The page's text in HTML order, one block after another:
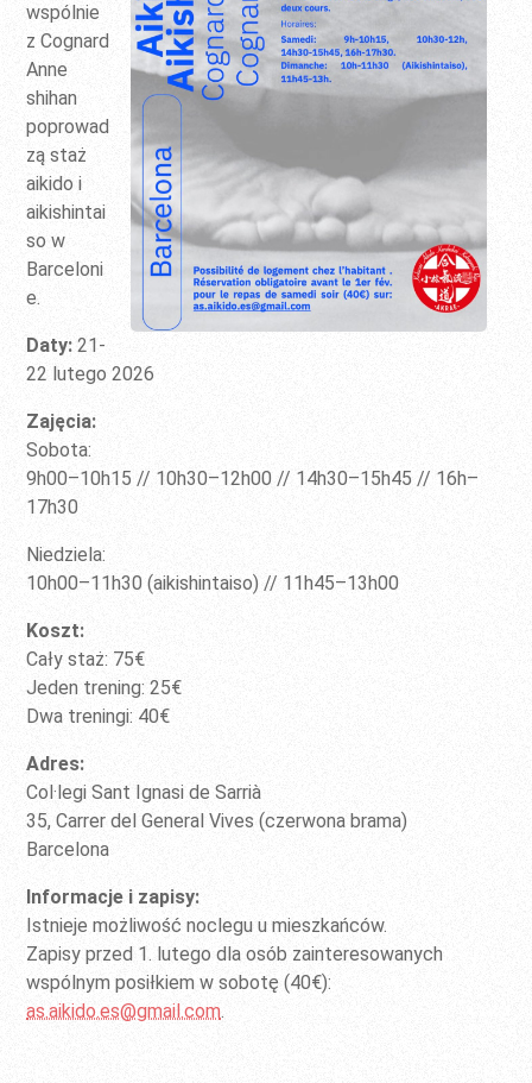
wspólnie
z Cognard
Anne
shihan
poprowad
zą staż
aikido i
aikishintai
so w
Barceloni
e.
Daty: 21-
22 lutego 2026
Zajęcia:
Sobota:
9h00–10h15 // 10h30–12h00 // 14h30–15h45 // 16h–
17h30
Niedziela:
10h00–11h30 (aikishintaiso) // 11h45–13h00
Koszt:
Cały staż: 75€
Jeden trening: 25€
Dwa treningi: 40€
Adres:
Col·legi Sant Ignasi de Sarrià
35, Carrer del General Vives (czerwona brama)
Barcelona
Informacje i zapisy:
Istnieje możliwość noclegu u mieszkańców.
Zapisy przed 1. lutego dla osób zainteresowanych
wspólnym posiłkiem w sobotę (40€):
as.aikido.es@gmail.com.